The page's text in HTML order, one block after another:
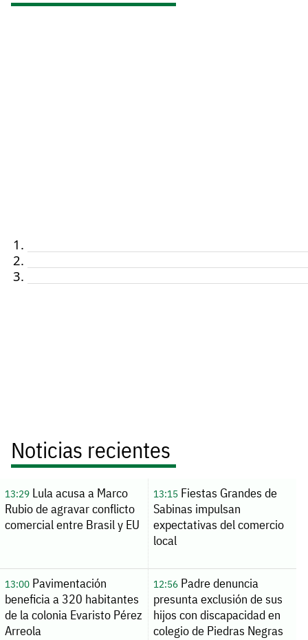
Noticias recientes
13:29Lula acusa a Marco
Rubio de agravar conflicto
comercial entre Brasil y EU
13:15Fiestas Grandes de
Sabinas impulsan
expectativas del comercio
local
13:00Pavimentación
beneficia a 320 habitantes
de la colonia Evaristo Pérez
Arreola
12:56Padre denuncia
presunta exclusión de sus
hijos con discapacidad en
colegio de Piedras Negras